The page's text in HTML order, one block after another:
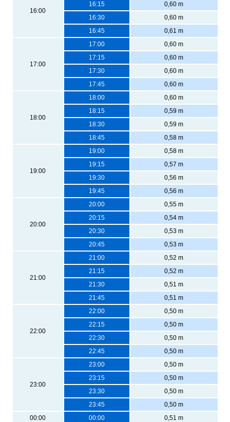
16:00
16:15
0,60 m
16:30
0,60 m
16:45
0,61 m
17:00
17:00
0,60 m
17:15
0,60 m
17:30
0,60 m
17:45
0,60 m
18:00
18:00
0,60 m
18:15
0,59 m
18:30
0,59 m
18:45
0,58 m
19:00
19:00
0,58 m
19:15
0,57 m
19:30
0,56 m
19:45
0,56 m
20:00
20:00
0,55 m
20:15
0,54 m
20:30
0,53 m
20:45
0,53 m
21:00
21:00
0,52 m
21:15
0,52 m
21:30
0,51 m
21:45
0,51 m
22:00
22:00
0,50 m
22:15
0,50 m
22:30
0,50 m
22:45
0,50 m
23:00
23:00
0,50 m
23:15
0,50 m
23:30
0,50 m
23:45
0,50 m
00:00
00:00 0,51 m